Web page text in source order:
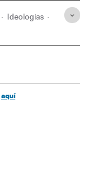
Ideologias
aquí